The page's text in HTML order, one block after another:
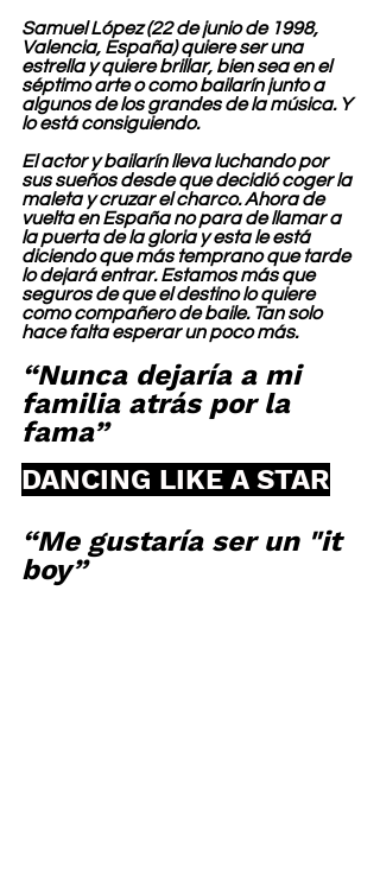
Samuel López (22 de junio de 1998,
Valencia, España) quiere ser una
estrella y quiere brillar, bien sea en el
séptimo arte o como bailarín junto a
algunos de los grandes de la música. Y
lo está consiguiendo.
El actor y bailarín lleva luchando por
sus sueños desde que decidió coger la
maleta y cruzar el charco. Ahora de
vuelta en España no para de llamar a
la puerta de la gloria y esta le está
diciendo que más temprano que tarde
lo dejará entrar. Estamos más que
seguros de que el destino lo quiere
como compañero de baile. Tan solo
hace falta esperar un poco más.
“Nunca dejaría a mi
familia atrás por la
fama”
DANCING LIKE A STAR
“Me gustaría ser un "it
boy”